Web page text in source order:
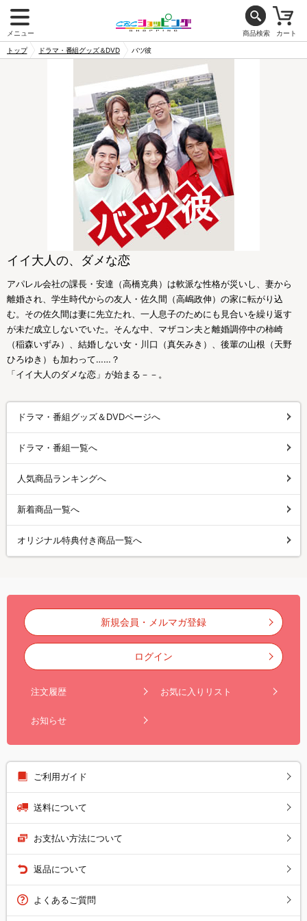
メニュー 商品検索 カート
トップ ドラマ・番組グッズ＆DVD バツ彼
イイ大人の、ダメな恋
アパレル会社の課長・安達（高橋克典）は軟派な性格が災いし、妻から
離婚され、学生時代からの友人・佐久間（高嶋政伸）の家に転がり込
む。その佐久間は妻に先立たれ、一人息子のためにも見合いを繰り返す
が未だ成立しないでいた。そんな中、マザコン夫と離婚調停中の柿崎
（稲森いずみ）、結婚しない女・川口（真矢みき）、後輩の山根（天野
ひろゆき）も加わって……？
「イイ大人のダメな恋」が始まる－－。
ドラマ・番組グッズ＆DVDページへ
ドラマ・番組一覧へ
人気商品ランキングへ
新着商品一覧へ
オリジナル特典付き商品一覧へ
新規会員・メルマガ登録
ログイン
注文履歴 お気に入りリスト
お知らせ
ご利用ガイド
送料について
お支払い方法について
返品について
よくあるご質問